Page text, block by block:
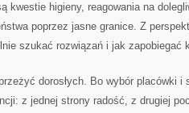
kwestie higieny, reagowania na
poprzez jasne granice. Z
szukać rozwiązań i jak zapobiegać
dorosłych. Bo wybór placówki i
z jednej strony radość, z drugiej